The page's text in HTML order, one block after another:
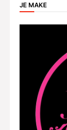
JE MAKE